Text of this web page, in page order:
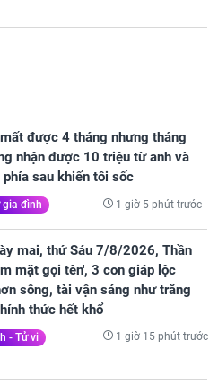
được 4 tháng nhưng tháng
nhận được 10 triệu từ anh và
sau khiến tôi sốc
gia đình 1 giờ 5 phút trước
mai, thứ Sáu 7/8/2026, Thần
mặt gọi tên', 3 con giáp lộc
sông, tài vận sáng như trăng
thức hết khổ
- Tử vi 1 giờ 15 phút trước